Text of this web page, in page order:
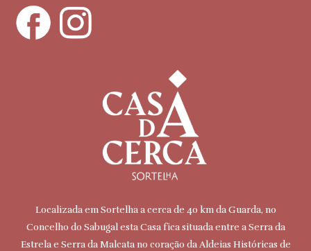
Localizada em Sortelha a cerca de 40 km da Guarda, no
Concelho do Sabugal esta Casa fica situada entre a Serra da
Estrela e Serra da Malcata no coração da Aldeias Históricas de